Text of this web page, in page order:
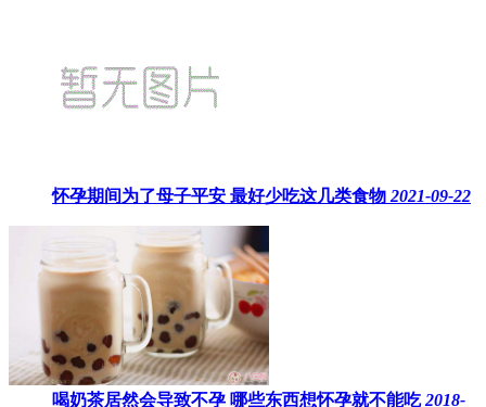
怀孕期间为了母子平安 最好少吃这几类食物 2021-09-22
喝奶茶居然会导致不孕 哪些东西想怀孕就不能吃 2018-